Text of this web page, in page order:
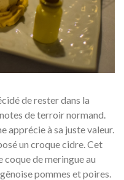
de rester dans la
de terroir normand.
apprécie à sa juste valeur.
un croque cidre. Cet
de meringue au
pommes et poires.